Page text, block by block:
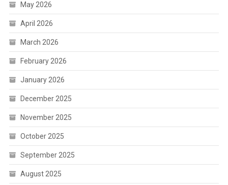
May 2026
April 2026
March 2026
February 2026
January 2026
December 2025
November 2025
October 2025
September 2025
August 2025